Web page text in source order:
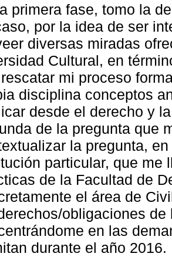
primera fase, tomo la
por la idea de ser
diversas miradas
Cultural, en
mi proceso
disciplina conceptos
desde el derecho y
de la pregunta que
la pregunta,
particular, que me
de la Facultad de
el área de
obligaciones
en las
durante el año 2016.